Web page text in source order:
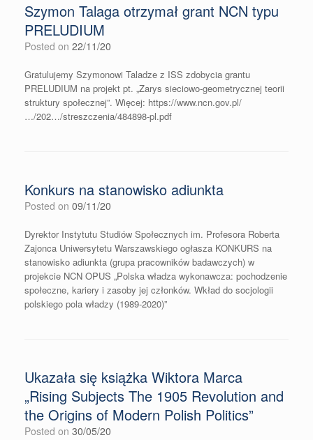
Szymon Talaga otrzymał grant NCN typu
PRELUDIUM
Posted on 22/11/20
Gratulujemy Szymonowi Taladze z ISS zdobycia grantu
PRELUDIUM na projekt pt. „Zarys sieciowo-geometrycznej teorii
struktury społecznej”. Więcej: https://www.ncn.gov.pl/
…/202…/streszczenia/484898-pl.pdf
Konkurs na stanowisko adiunkta
Posted on 09/11/20
Dyrektor Instytutu Studiów Społecznych im. Profesora Roberta
Zajonca Uniwersytetu Warszawskiego ogłasza KONKURS na
stanowisko adiunkta (grupa pracowników badawczych) w
projekcie NCN OPUS „Polska władza wykonawcza: pochodzenie
społeczne, kariery i zasoby jej członków. Wkład do socjologii
polskiego pola władzy (1989-2020)”
Ukazała się książka Wiktora Marca
„Rising Subjects The 1905 Revolution and
the Origins of Modern Polish Politics”
Posted on 30/05/20